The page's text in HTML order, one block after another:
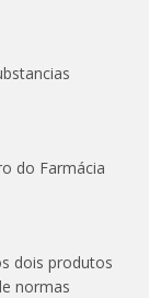
do Farmácia
dois produtos
normas